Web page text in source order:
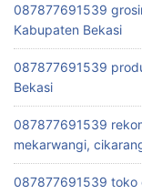
087877691539
Kabupaten Bekasi
087877691539
Bekasi
087877691539
mekarwangi,
087877691539 toko